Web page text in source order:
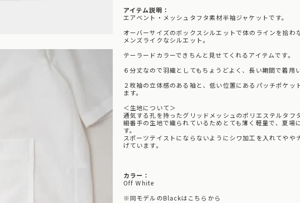
アイテム説明：
エアベント・メッシュタフタ素材半袖ジャケットです。
オーバーサイズのボックスシルエットで体のラインを拾わ
メンズライクなシルエット。
テーラードカラーできちんと見せてくれるアイテムです。
６分丈なので羽織としてもちょうどよく、長い期間で着用
２枚袖の立体感のある袖と、低い位置にあるパッチポケッ
ます。
＜生地について＞
通気する孔を持ったグリッドメッシュのポリエステルタフ
細番手の生地で織られているためとても薄く軽量で、夏場
す。
スポーツテイストにならないようにシワ加工を入れてやや
げています。
カラー：
Off White
※同モデルのBlackはこちらから